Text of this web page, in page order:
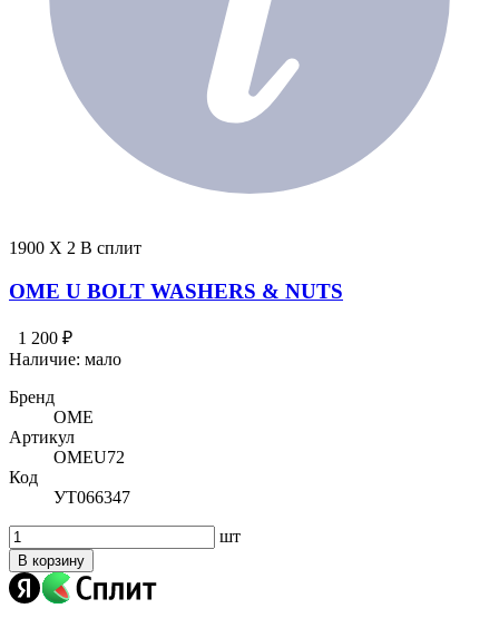
1900 X 2 В сплит
OME U BOLT WASHERS & NUTS
1 200 ₽
Наличие: мало
Бренд
OME
Артикул
OMEU72
Код
УТ066347
шт
В корзину